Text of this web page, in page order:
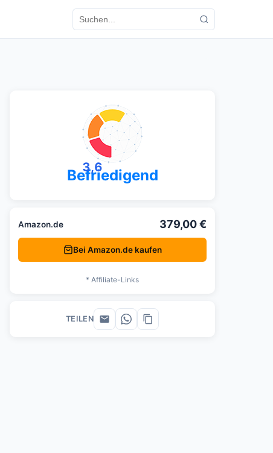
3,6
Befriedigend
Amazon.de 379,00 €
Bei Amazon.de kaufen
* Affiliate-Links
TEILEN